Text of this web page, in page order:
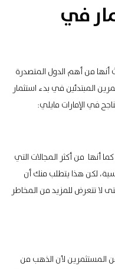
في
أنها من أهم الدول المتصدرة
المبتدئين في بدء استثمار
في الإمارات مايلي:
أنها من أكثر المجالات التي
لكن هذا يتطلب منك أن
لا تتعرض للمزيد من المخاطر
المستثمرين لأن الذهب من